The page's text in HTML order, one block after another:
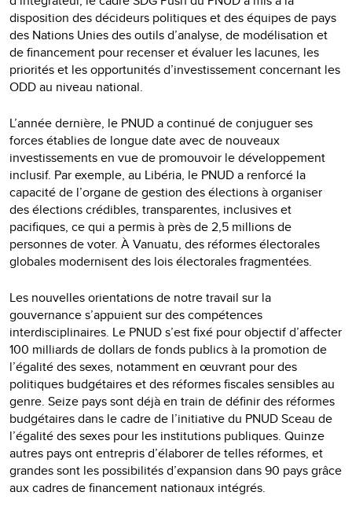
disposition des décideurs politiques et des équipes de pays
des Nations Unies des outils d’analyse, de modélisation et
de financement pour recenser et évaluer les lacunes, les
priorités et les opportunités d’investissement concernant les
ODD au niveau national.
L’année dernière, le PNUD a continué de conjuguer ses
forces établies de longue date avec de nouveaux
investissements en vue de promouvoir le développement
inclusif. Par exemple, au Libéria, le PNUD a renforcé la
capacité de l’organe de gestion des élections à organiser
des élections crédibles, transparentes, inclusives et
pacifiques, ce qui a permis à près de 2,5 millions de
personnes de voter. À Vanuatu, des réformes électorales
globales modernisent des lois électorales fragmentées.
Les nouvelles orientations de notre travail sur la
gouvernance s’appuient sur des compétences
interdisciplinaires. Le PNUD s’est fixé pour objectif d’affecter
100 milliards de dollars de fonds publics à la promotion de
l’égalité des sexes, notamment en œuvrant pour des
politiques budgétaires et des réformes fiscales sensibles au
genre. Seize pays sont déjà en train de définir des réformes
budgétaires dans le cadre de l’initiative du PNUD Sceau de
l’égalité des sexes pour les institutions publiques. Quinze
autres pays ont entrepris d’élaborer de telles réformes, et
grandes sont les possibilités d’expansion dans 90 pays grâce
aux cadres de financement nationaux intégrés.